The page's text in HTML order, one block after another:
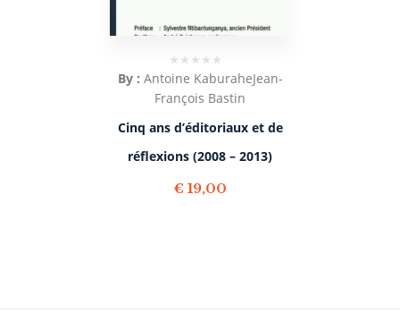
By : Antoine KaburaheJean-
François Bastin
Cinq ans d’éditoriaux et de
réflexions (2008 – 2013)
€ 19,00